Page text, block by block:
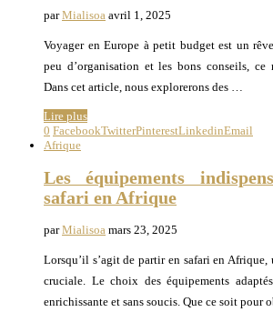
parMialisoa avril 1, 2025
Voyager en Europe à petit budget est un
peu d’organisation et les bons conseils,
Dans cet article, nous explorerons des …
Lire plus
0 FacebookTwitterPinterestLinkedinEmail
Afrique
Les équipements
safari en Afrique
parMialisoa mars 23, 2025
Lorsqu’il s’agit de partir en safari en Afrique,
cruciale. Le choix des équipements
enrichissante et sans soucis. Que ce soit pour